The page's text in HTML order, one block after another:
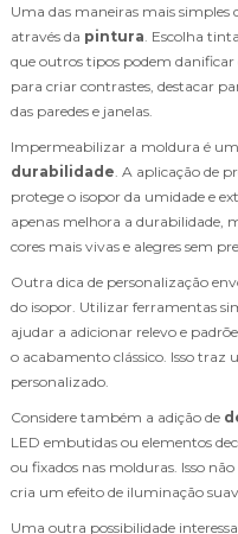
Uma das maneiras mais simples
através da pintura . Escolha
que outros tipos podem
para criar contrastes, destacar
das paredes e janelas.
Impermeabilizar a moldura é
durabilidade . A aplicação de
protege o isopor da umidade e
apenas melhora a durabilidade,
cores mais vivas e alegres sem
Outra dica de personalização
do isopor. Utilizar ferramentas
ajudar a adicionar relevo e
o acabamento clássico. Isso traz
personalizado.
Considere também a adição de
LED embutidas ou elementos
ou fixados nas molduras. Isso
cria um efeito de iluminação
Uma outra possibilidade